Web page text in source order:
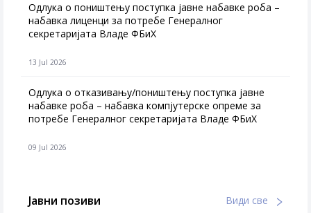
Одлука о поништењу поступка јавне набавке роба –
набавка лиценци за потребе Генералног
секретаријата Владе ФБиХ
13 Jul 2026
Одлука о отказивању/поништењу поступка јавне
набавке роба – набавка компјутерске опреме за
потребе Генералног секретаријата Владе ФБиХ
09 Jul 2026
Јавни позиви Види све